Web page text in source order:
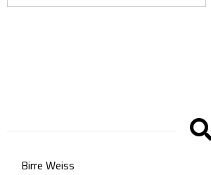
Birre Weiss